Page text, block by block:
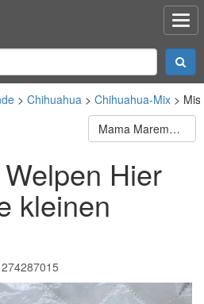
Chihuahua Chihuahua-Mix
Mama Maremmano Papa Kangal Unsere Welpen sind am 4.1
Hier
kleinen
274287015